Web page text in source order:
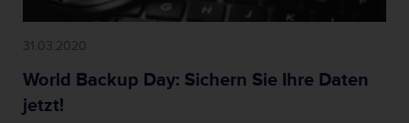
31.03.2020
World Backup Day: Sichern Sie Ihre Daten
jetzt!